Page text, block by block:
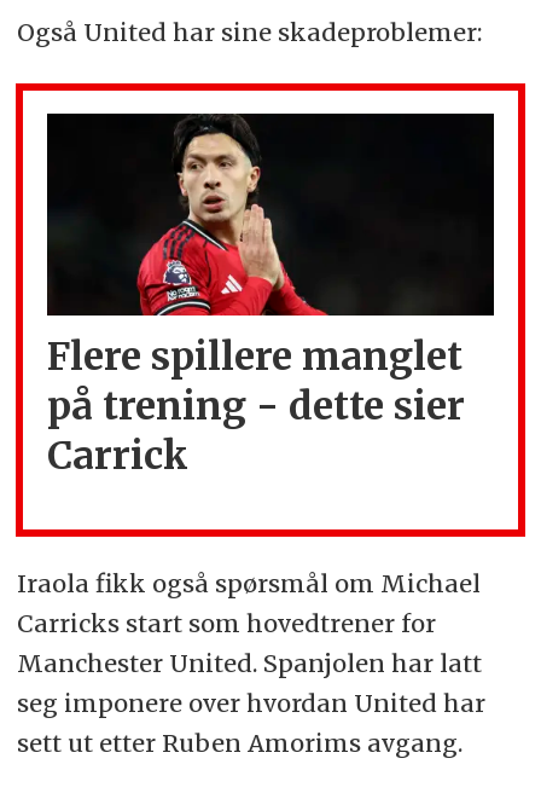
Også United har sine skadeproblemer:
Flere spillere manglet
på trening - dette sier
Carrick
Iraola fikk også spørsmål om Michael
Carricks start som hovedtrener for
Manchester United. Spanjolen har latt
seg imponere over hvordan United har
sett ut etter Ruben Amorims avgang.